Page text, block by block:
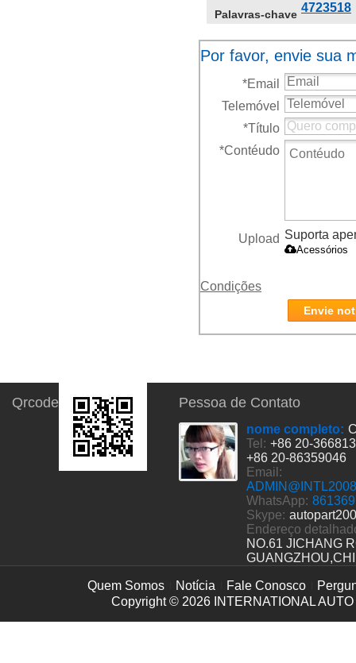
01-03
Palavras-chave 4723518
Por favor, envie sua
*Email
Telemóvel
*Título
*Contéudo
Upload Suporta
Acessórios
Condições
Envie
Qrcode Pessoa de Contato
nome completo:
Tel: +86 20-
+86 20-86359046
Email:
WhatsApp:
Skype:
Endereço
NO.61 JICHANG
Quem Somos Notícia Fale Conosco
Copyright © 2026 INTERNATIONAL